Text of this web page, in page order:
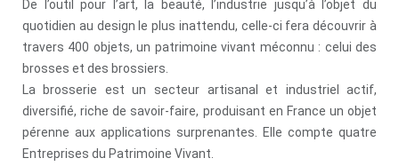
De l’outil pour l’art, la beauté, l’industrie jusqu’à l’objet du
quotidien au design le plus inattendu, celle-ci fera découvrir à
travers 400 objets, un patrimoine vivant méconnu : celui des
brosses et des brossiers.
La brosserie est un secteur artisanal et industriel actif,
diversifié, riche de savoir-faire, produisant en France un objet
pérenne aux applications surprenantes. Elle compte quatre
Entreprises du Patrimoine Vivant.